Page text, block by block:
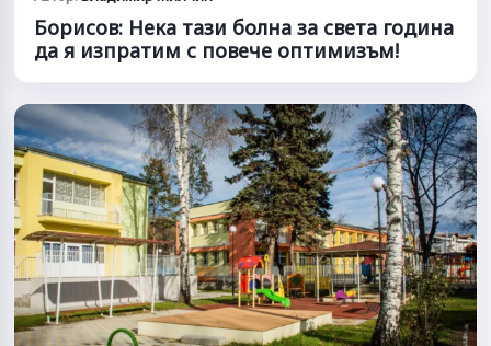
Борисов: Нека тази болна за света година
да я изпратим с повече оптимизъм!